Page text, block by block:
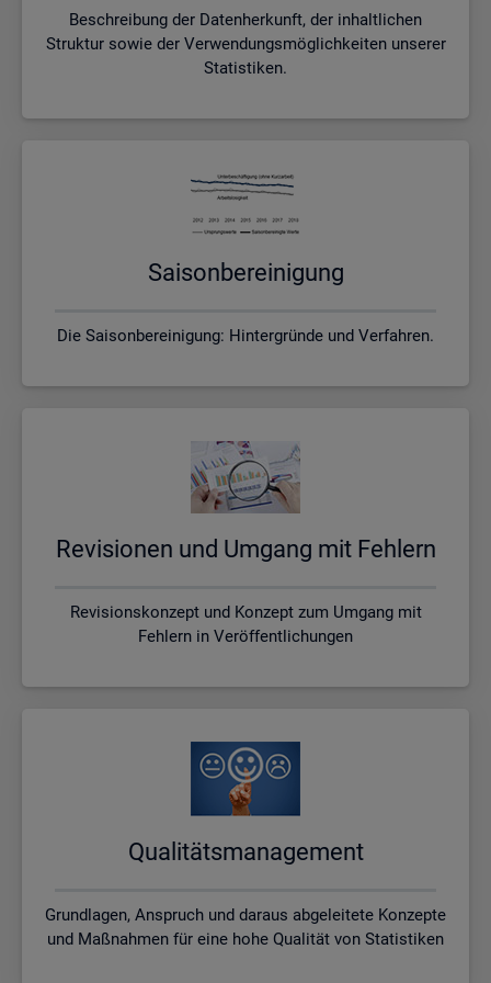
Beschreibung der Datenherkunft, der inhaltlichen
Struktur sowie der Verwendungsmöglichkeiten unserer
Statistiken.
Sai­son­be­rei­ni­gung
Die Saisonbereinigung: Hintergründe und Verfahren.
Re­vi­sio­nen und Um­gang mit Feh­lern
Revisionskonzept und Konzept zum Umgang mit
Fehlern in Veröffentlichungen
Qua­li­täts­ma­nage­ment
Grundlagen, Anspruch und daraus abgeleitete Konzepte
und Maßnahmen für eine hohe Qualität von Statistiken